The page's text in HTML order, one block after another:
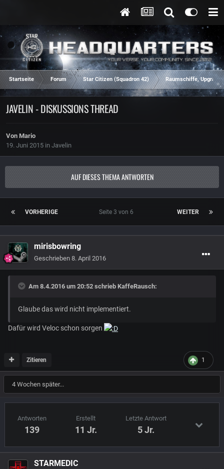
Startseite Forum Star Citizen (Squadron 42) Raumschiffe,
JAVELIN - DISKUSSIONS THREAD
Von Mario
19. Juni 2015 in Javelin
AUF DIESES THEMA ANTWORTEN
VORHERIGE WEITER
Seite 3 von 6
mirisbowring
Geschrieben 8. April 2016
Am 8.4.2016 um 20:52 schrieb KaffeRausch:
Glaube das wird nicht implementiert.
Dafür wird Veloc schon sorgen
1
Zitieren
4 Wochen später...
Antworten
139
Erstellt
11 Jr.
Letzte Antwort
5 Jr.
STARMEDIC